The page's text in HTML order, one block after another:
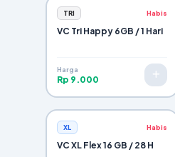
TRI Habis
VC Tri Happy 6GB / 1 Hari
Harga
Rp 9.000
XL Habis
VC XL Flex 16 GB / 28 H